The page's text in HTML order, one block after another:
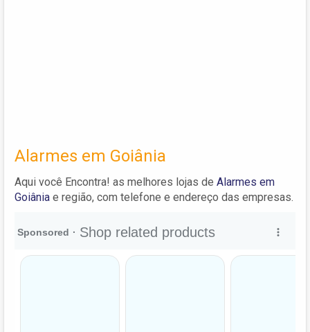
Alarmes em Goiânia
Aqui você Encontra! as melhores lojas de Alarmes em
Goiânia e região, com telefone e endereço das empresas.